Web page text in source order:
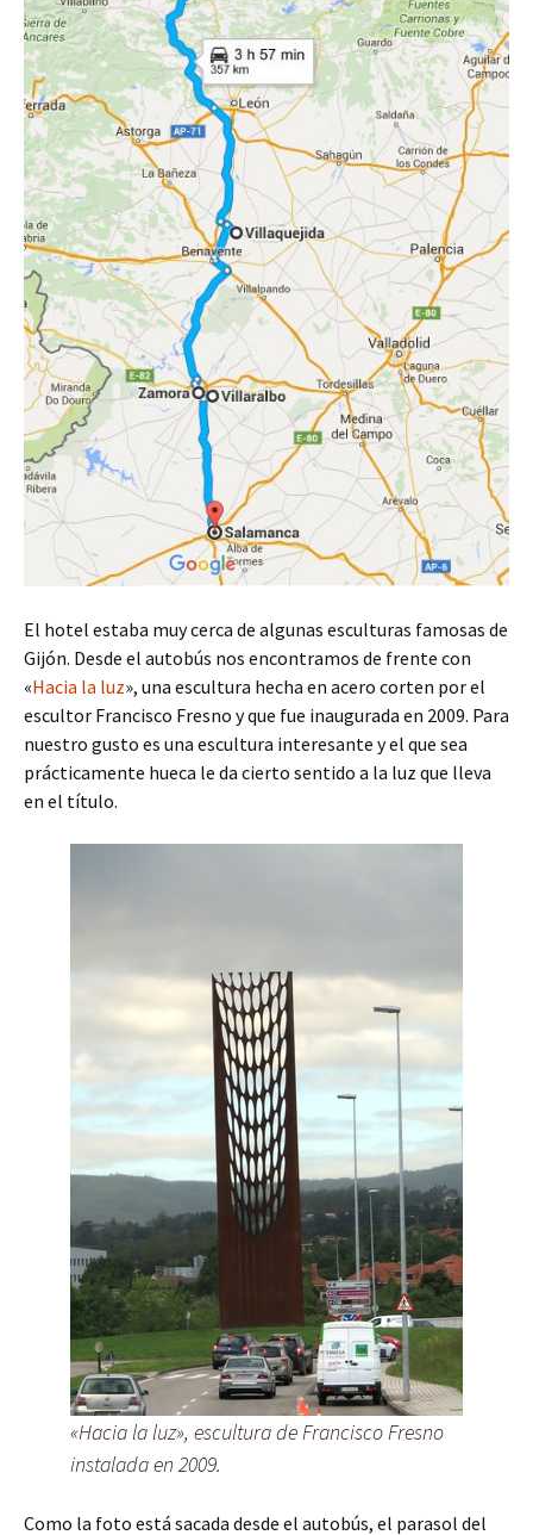
El hotel estaba muy cerca de algunas esculturas famosas de
Gijón. Desde el autobús nos encontramos de frente con
«Hacia la luz», una escultura hecha en acero corten por el
escultor Francisco Fresno y que fue inaugurada en 2009. Para
nuestro gusto es una escultura interesante y el que sea
prácticamente hueca le da cierto sentido a la luz que lleva
en el título.
«Hacia la luz», escultura de Francisco Fresno
instalada en 2009.
Como la foto está sacada desde el autobús, el parasol del